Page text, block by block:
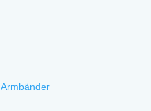
,Armbänder